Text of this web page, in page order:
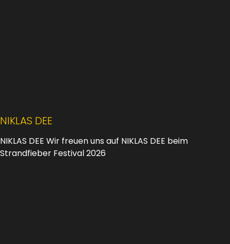
NIKLAS DEE
NIKLAS DEE Wir freuen uns auf NIKLAS DEE beim
Strandfieber Festival 2026